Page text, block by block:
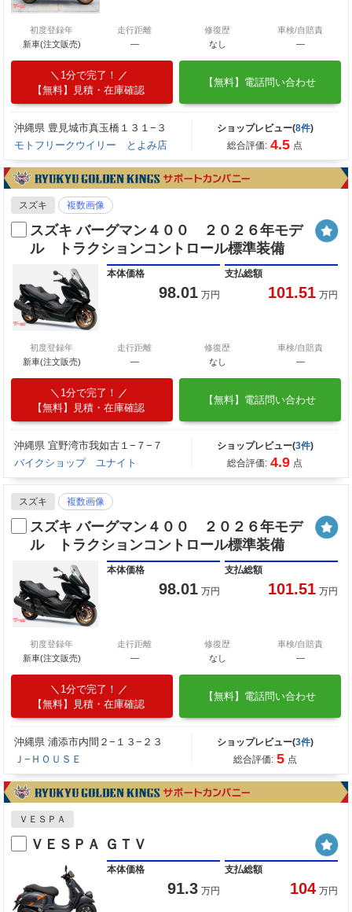
初度登録年
新車(注文販売)
走行距離
―
修復歴
なし
車検/自賠責
―
1分で完了！
【無料】見積・在庫確認
【無料】電話問い合わせ
沖縄県 豊見城市真玉橋１３１−３
モトフリークウイリー とよみ店
ショップレビュー(8件)
総合評価: 4.5 点
スズキ 複数画像
スズキ バーグマン４００ ２０２６年モデ
ル トラクションコントロール標準装備
本体価格
98.01 万円
支払総額
101.51 万円
初度登録年
新車(注文販売)
走行距離
―
修復歴
なし
車検/自賠責
―
1分で完了！
【無料】見積・在庫確認
【無料】電話問い合わせ
沖縄県 宜野湾市我如古１−７−７
バイクショップ ユナイト
ショップレビュー(3件)
総合評価: 4.9 点
スズキ 複数画像
スズキ バーグマン４００ ２０２６年モデ
ル トラクションコントロール標準装備
本体価格
98.01 万円
支払総額
101.51 万円
初度登録年
新車(注文販売)
走行距離
―
修復歴
なし
車検/自賠責
―
1分で完了！
【無料】見積・在庫確認
【無料】電話問い合わせ
沖縄県 浦添市内間２−１３−２３
Ｊ−ＨＯＵＳＥ
ショップレビュー(3件)
総合評価: 5 点
ＶＥＳＰＡ
ＶＥＳＰＡ ＧＴＶ
本体価格
91.3 万円
支払総額
104 万円